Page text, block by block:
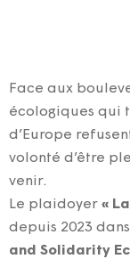
Face aux
écologiques qui
d’Europe
volonté d’être
venir.
Le plaidoyer «
depuis 2023
and Solidarity